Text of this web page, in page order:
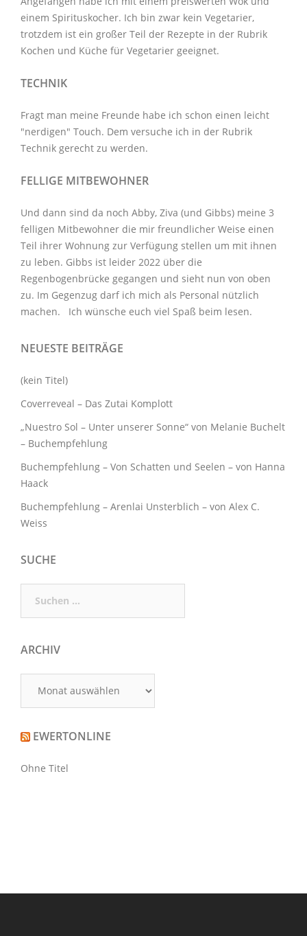
einem Spirituskocher. Ich bin zwar kein Vegetarier,
trotzdem ist ein großer Teil der Rezepte in der Rubrik
Kochen und Küche für Vegetarier geeignet.
TECHNIK
Fragt man meine Freunde habe ich schon einen leicht
"nerdigen" Touch. Dem versuche ich in der Rubrik
Technik gerecht zu werden.
FELLIGE MITBEWOHNER
Und dann sind da noch Abby, Ziva (und Gibbs) meine 3
felligen Mitbewohner die mir freundlicher Weise einen
Teil ihrer Wohnung zur Verfügung stellen um mit ihnen
zu leben. Gibbs ist leider 2022 über die
Regenbogenbrücke gegangen und sieht nun von oben
zu. Im Gegenzug darf ich mich als Personal nützlich
machen. Ich wünsche euch viel Spaß beim lesen.
NEUESTE BEITRÄGE
(kein Titel)
Coverreveal – Das Zutai Komplott
„Nuestro Sol – Unter unserer Sonne“ von Melanie Buchelt
– Buchempfehlung
Buchempfehlung – Von Schatten und Seelen – von Hanna
Haack
Buchempfehlung – Arenlai Unsterblich – von Alex C.
Weiss
SUCHE
nach:
ARCHIV
EWERTONLINE
Ohne Titel